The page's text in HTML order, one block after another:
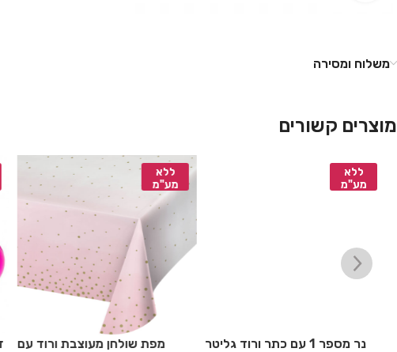
משלוח ומסירה
מוצרים קשורים
ללא
מע"מ
מפת שולחן מעוצבת ורוד עם
ללא
מע"מ
נר מספר 1 עם כתר ורוד גליטר